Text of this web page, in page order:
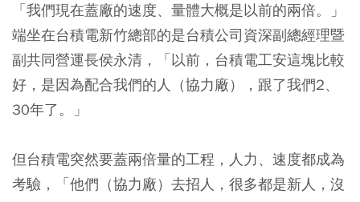
「我們現在蓋廠的速度、量體大概是以前的兩倍。」
端坐在台積電新竹總部的是台積公司資深副總經理暨
副共同營運長侯永清，「以前，台積電工安這塊比較
好，是因為配合我們的人（協力廠），跟了我們2、
30年了。」
但台積電突然要蓋兩倍量的工程，人力、速度都成為
考驗，「他們（協力廠）去招人，很多都是新人，沒